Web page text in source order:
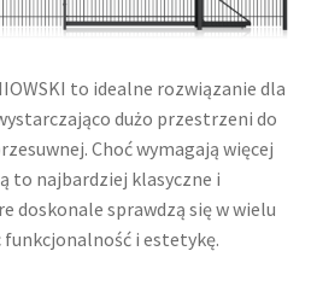
to idealne rozwiązanie dla
dużo przestrzeni do
Choć wymagają więcej
to najbardziej klasyczne i
doskonale sprawdzą się w wielu
i estetykę.